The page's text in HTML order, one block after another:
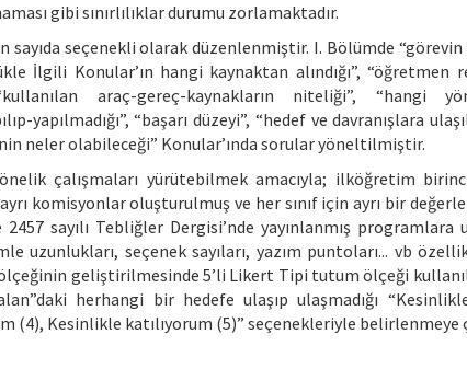
gibi sınırlılıklar durumu zorlamaktadır.
sayıda seçenekli olarak düzenlenmiştir. I. Bölümde
İlgili Konular’ın hangi kaynaktan alındığı”, “öğretmen
araç-gereç-kaynakların niteliği”, “hangi
yapılmadığı”, “başarı düzeyi”, “hedef ve davranışlara
neler olabileceği” Konular’ında sorular yöneltilmiştir.
çalışmaları yürütebilmek amacıyla; ilköğretim
ayrı komisyonlar oluşturulmuş ve her sınıf için ayrı bir
2457 sayılı Tebliğler Dergisi’nde yayınlanmış
uzunlukları, seçenek sayıları, yazım puntoları... vb
ölçeğinin geliştirilmesinde 5’li Likert Tipi tutum ölçeği
herhangi bir hedefe ulaşıp ulaşmadığı
(4), Kesinlikle katılıyorum (5)” seçenekleriyle belirlenmeye